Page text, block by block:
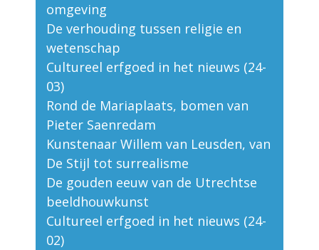
omgeving
De verhouding tussen religie en
wetenschap
Cultureel erfgoed in het nieuws (24-
03)
Rond de Mariaplaats, bomen van
Pieter Saenredam
Kunstenaar Willem van Leusden, van
De Stijl tot surrealisme
De gouden eeuw van de Utrechtse
beeldhouwkunst
Cultureel erfgoed in het nieuws (24-
02)